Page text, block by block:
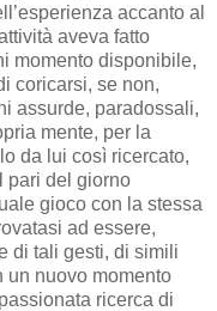
accanto al
aveva fatto
momento disponibile,
coricarsi, se non,
assurde, paradossali,
mente, per la
da lui così ricercato,
pari del giorno
gioco con la stessa
ad essere,
di tali gesti, di simili
un nuovo momento
ricerca di